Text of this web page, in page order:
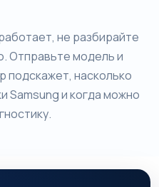
не разбирайте
Отправьте модель и
подскажет, насколько
Samsung и когда можно